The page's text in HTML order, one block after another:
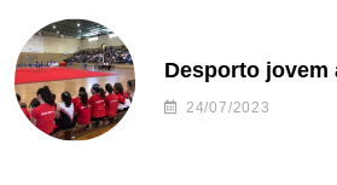
Desporto jovem
24/07/2023